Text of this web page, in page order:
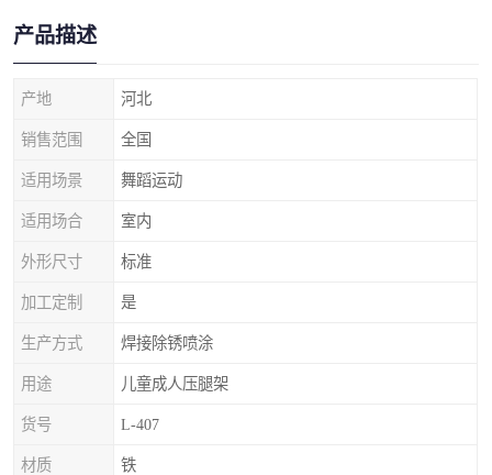
产品描述
产地 河北
销售范围 全国
适用场景 舞蹈运动
适用场合 室内
外形尺寸 标准
加工定制 是
生产方式 焊接除锈喷涂
用途 儿童成人压腿架
货号 L-407
材质 铁